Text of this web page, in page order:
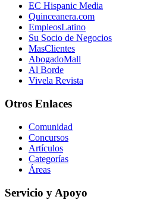
EC Hispanic Media
Quinceanera.com
EmpleosLatino
Su Socio de Negocios
MasClientes
AbogadoMall
Al Borde
Vivela Revista
Otros Enlaces
Comunidad
Concursos
Artículos
Categorías
Áreas
Servicio y Apoyo